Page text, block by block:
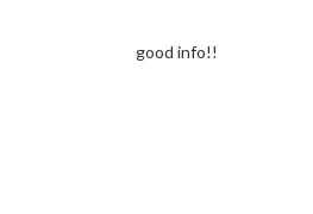
good info!!